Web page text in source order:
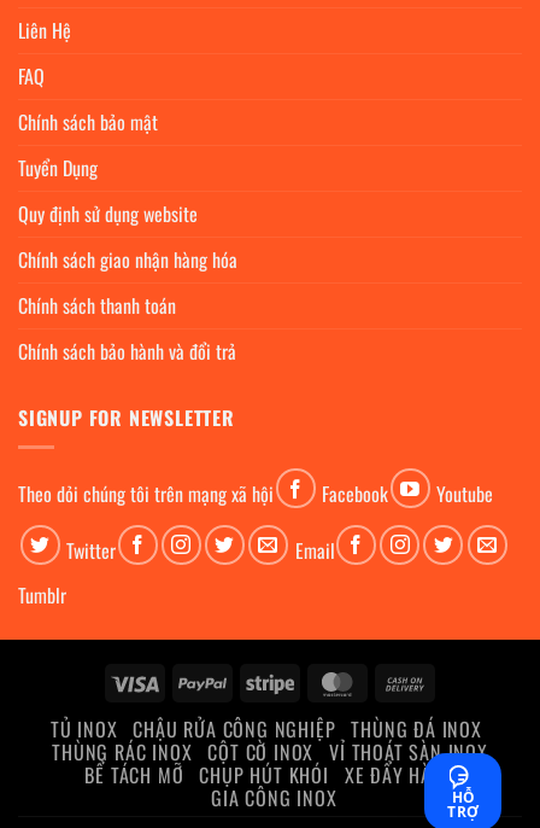
Liên Hệ
FAQ
Chính sách bảo mật
Tuyển Dụng
Quy định sử dụng website
Chính sách giao nhận hàng hóa
Chính sách thanh toán
Chính sách bảo hành và đổi trả
SIGNUP FOR NEWSLETTER
Theo dỏi chúng tôi trên mạng xã hội Facebook
Youtube
Twitter
Email
Tumblr
Visa PayPal Stripe MasterCard
Delivery
TỦ INOX CHẬU RỬA CÔNG NGHIỆP THÙNG ĐÁ INOX
THÙNG RÁC INOX CỘT CỜ INOX VỈ THOÁT SÀN INOX
BỂ TÁCH MỠ CHỤP HÚT KHÓI XE ĐẨY HÀNG
GIA CÔNG INOX HỖ
TRỢ